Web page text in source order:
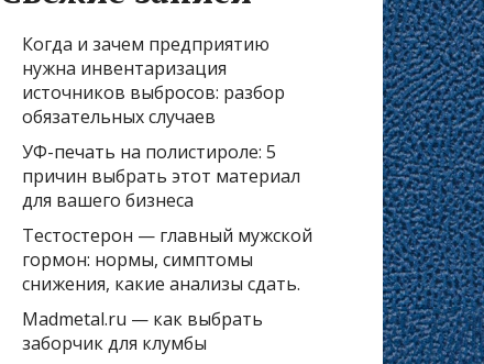
Когда и зачем предприятию
нужна инвентаризация
источников выбросов: разбор
обязательных случаев
УФ-печать на полистироле: 5
причин выбрать этот материал
для вашего бизнеса
Тестостерон — главный мужской
гормон: нормы, симптомы
снижения, какие анализы сдать.
Madmetal.ru — как выбрать
заборчик для клумбы